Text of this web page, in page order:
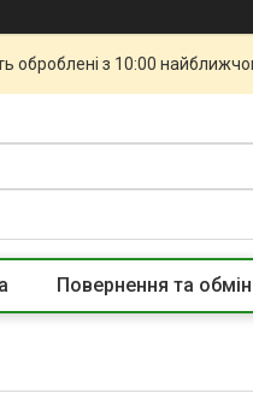
оброблені з 10:00
Повернення та обмін